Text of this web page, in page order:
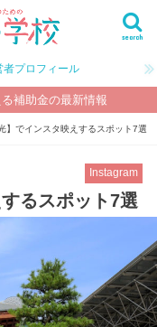
search
者プロフィール
補助金の最新情報
】でインスタ映えするスポット7選
Instagram
るスポット7選